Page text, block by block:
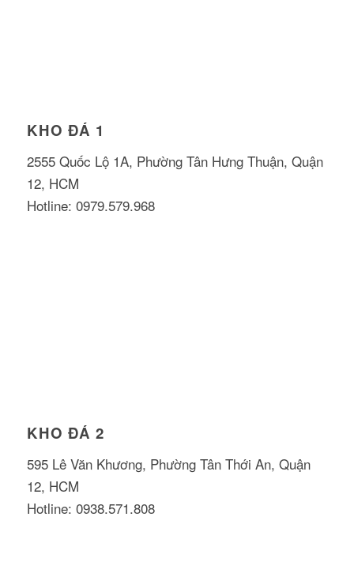
KHO ĐÁ 1
2555 Quốc Lộ 1A, Phường Tân Hưng Thuận, Quận
12, HCM
Hotline: 0979.579.968
KHO ĐÁ 2
595 Lê Văn Khương, Phường Tân Thới An, Quận
12, HCM
Hotline: 0938.571.808